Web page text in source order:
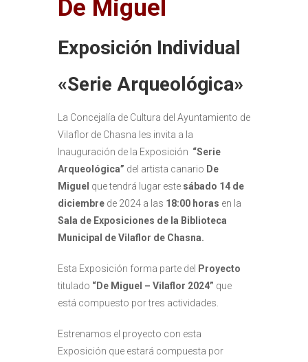
De Miguel
Exposición Individual
«Serie Arqueológica»
La Concejalía de Cultura del Ayuntamiento de
Vilaflor de Chasna les invita a la
Inauguración de la Exposición “Serie
Arqueológica” del artista canario De
Miguel que tendrá lugar este sábado 14 de
diciembre de 2024 a las 18:00 horas en la
Sala de Exposiciones de la Biblioteca
Municipal de Vilaflor de Chasna.
Esta Exposición forma parte del Proyecto
titulado “De Miguel – Vilaflor 2024” que
está compuesto por tres actividades.
Estrenamos el proyecto con esta
Exposición que estará compuesta por